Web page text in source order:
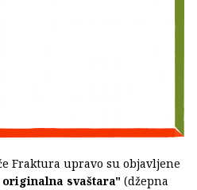
Fraktura upravo su objavljene
originalna svaštara" (džepna